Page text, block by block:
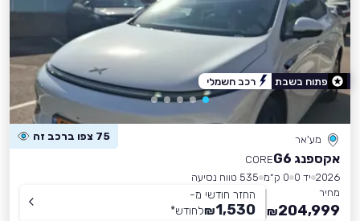
מע'אר 75 צפו ברכב זה
אקספנג G6
CORE
2026 יד 0 0 ק״מ
535 טווח נסיעה
מחיר
204,999
₪
החזר חודשי מ-
1,530
₪לחודש*
פתוח בשבת רכב חשמלי